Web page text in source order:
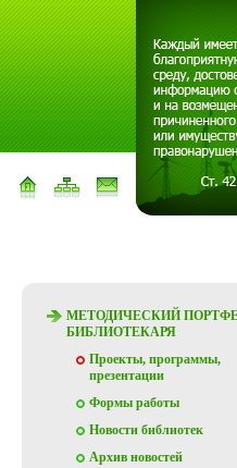
МЕТОДИЧЕСКИЙ
БИБЛИОТЕКАРЯ
Проекты, программы,
презентации
Формы работы
Новости библиотек
Архив новостей